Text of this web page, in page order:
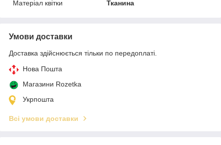
Матеріал квітки Тканина
Умови доставки
Доставка здійснюється тільки по передоплаті.
Нова Пошта
Магазини Rozetka
Укрпошта
Всі умови доставки